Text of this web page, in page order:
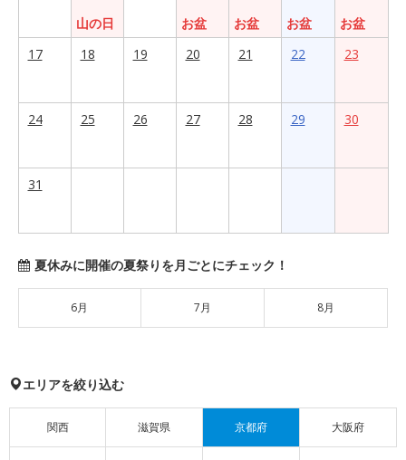
山の日
お盆
お盆
お盆
お盆
17
18 19 20 21 22 23
24 25 26 27 28 29 30
31
夏休みに開催の夏祭りを月ごとにチェック！
6月 7月 8月
エリアを絞り込む
関西 滋賀県 京都府 大阪府